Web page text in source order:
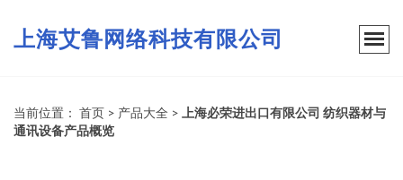
上海艾鲁网络科技有限公司
当前位置： 首页 > 产品大全 >
上海必荣进出口有限公司 纺织器材与
通讯设备产品概览